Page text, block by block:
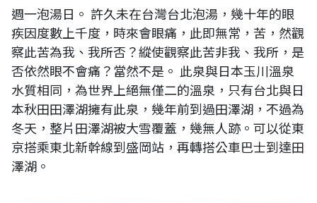
週一泡湯日。 許久未在台灣台北泡湯，幾十年的眼
疾因度數上千度，時來會眼痛，此即無常，苦，然觀
察此苦為我、我所否？縱使觀察此苦非我、我所，是
否依然眼不會痛？當然不是。 此泉與日本玉川溫泉
水質相同，為世界上絕無僅二的溫泉，只有台北與日
本秋田田澤湖擁有此泉，幾年前到過田澤湖，不過為
冬天，整片田澤湖被大雪覆蓋，幾無人跡。可以從東
京搭乘東北新幹線到盛岡站，再轉搭公車巴士到達田
澤湖。